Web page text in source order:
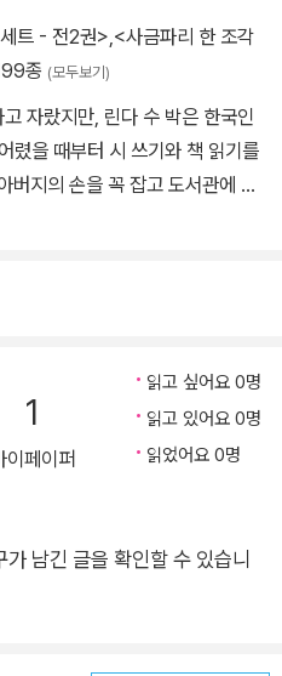
트 - 전2권>,<사금파리 한 조각
종 (모두보기)
자랐지만, 린다 수 박은 한국인
렸을 때부터 시 쓰기와 책 읽기를
버지의 손을 꼭 잡고 도서관에 갔
. 그렇게 쓴 책이 《널뛰는 아가
으로 미국 최고의 아동문학상인 뉴
은 뉴욕에서 아일랜드인 남편, 사
1
이페이퍼
읽고 싶어요 0명
읽고 있어요 0명
읽었어요 0명
남긴 글을 확인할 수 있습니